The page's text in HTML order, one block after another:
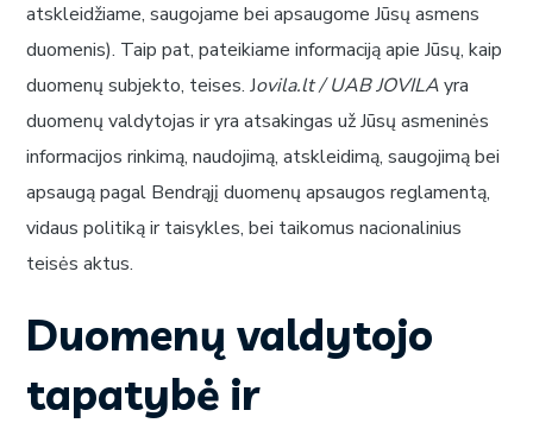
atskleidžiame, saugojame bei apsaugome Jūsų asmens
duomenis). Taip pat, pateikiame informaciją apie Jūsų, kaip
duomenų subjekto, teises. Jovila.lt / UAB JOVILAyra
duomenų valdytojas ir yra atsakingas už Jūsų asmeninės
informacijos rinkimą, naudojimą, atskleidimą, saugojimą bei
apsaugą pagal Bendrąjį duomenų apsaugos reglamentą,
vidaus politiką ir taisykles, bei taikomus nacionalinius
teisės aktus.
Duomenų valdytojo
tapatybė ir